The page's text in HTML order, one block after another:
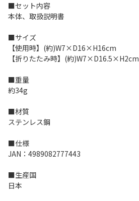
■セット内容
本体、取扱説明書
■サイズ
【使用時】(約)W7×D16×H16cm
【折りたたみ時】(約)W7×D16.5×H2cm
■重量
約34g
■材質
ステンレス鋼
■仕様
JAN：4989082777443
■生産国
日本